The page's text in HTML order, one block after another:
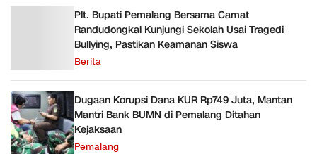
Plt. Bupati Pemalang Bersama Camat
Randudongkal Kunjungi Sekolah Usai Tragedi
Bullying, Pastikan Keamanan Siswa
Berita
Dugaan Korupsi Dana KUR Rp749 Juta, Mantan
Mantri Bank BUMN di Pemalang Ditahan
Kejaksaan
Pemalang